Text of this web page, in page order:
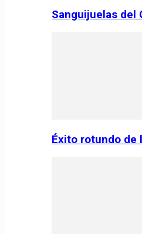
Sanguijuelas del
Éxito rotundo de